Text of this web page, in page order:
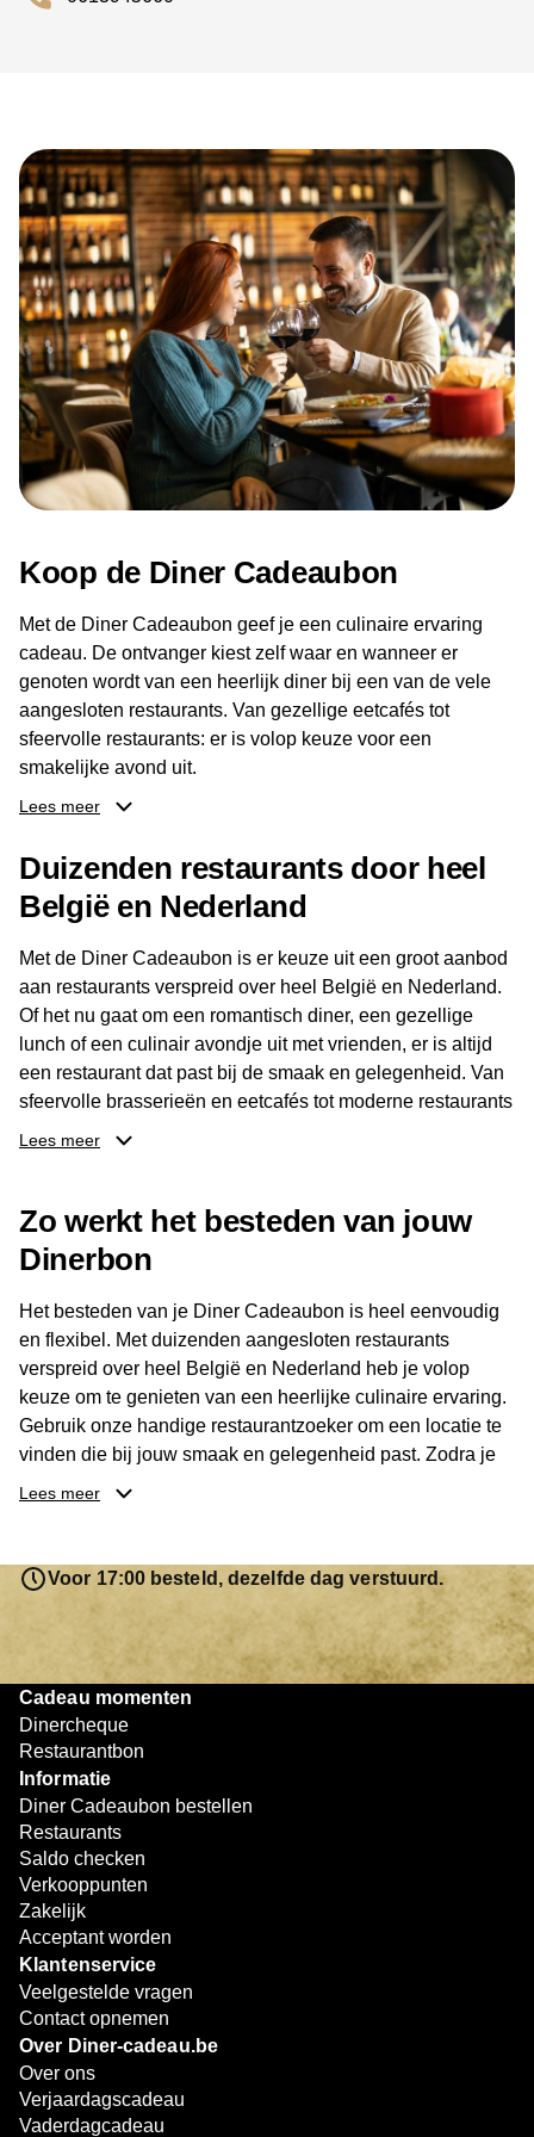
werk, een spelletjesavond met vrienden of een originele
Dan neem je best vooraf contact op, vooral tijdens events
en populaire spelavonden. Via de website vind je meer
informatie over de agenda, het menu en de
communitykanalen. Voor groepen, private events of
speciale avonden kun je het best rechtstreeks contact
opnemen met Side Quest Bar.
Kom eten bij Restaurant Side Quest
Bar met de Diner Cadeaubon
Je kunt bij Side Quest Bar ook genieten met je Diner
Cadeaubon. Het restaurant accepteert deze cadeaubon,
wat het een feestelijke en flexibele manier maakt om
Contactgegevens
Adres: Ceintuurbaan 226H, 1072 GE Amsterdam
Telefoon: 0613945660
E-mail:info@sidequestbar.nl
Website:www.sidequestbar.nl
Openingstijden
op de officiële website. Bekijk voor je bezoek de website of
socialmediakanalen van Side Quest Bar voor de meest
recente informatie over openingstijden, events en
Koop de Diner Cadeaubon
Met de Diner Cadeaubon geef je een culinaire ervaring
cadeau. De ontvanger kiest zelf waar en wanneer er
genoten wordt van een heerlijk diner bij een van de vele
aangesloten restaurants. Van gezellige eetcafés tot
sfeervolle restaurants: er is volop keuze voor een
smakelijke avond uit.
ontvanger eenvoudig een locatie kiezen die past bij de
smaak en gelegenheid. Zo geeft de Diner Cadeaubon niet
alleen een diner, maar ook een gezellig moment om
Lees meer
Duizenden restaurants door heel
België en Nederland
Met de Diner Cadeaubon is er keuze uit een groot aanbod
aan restaurants verspreid over heel België en Nederland.
Of het nu gaat om een romantisch diner, een gezellige
lunch of een culinair avondje uit met vrienden, er is altijd
een restaurant dat past bij de smaak en gelegenheid. Van
sfeervolle brasserieën en eetcafés tot moderne restaurants
en gastronomische locaties: er is voor ieder wat wils.
buurt, bijvoorbeeld in Brussel, Antwerpen, Gent of Brugge.
De ontvanger kiest zelf waar en wanneer er wordt genoten
van deze culinaire ervaring. Zo is de Diner Cadeaubon
niet alleen een diner, maar een bijzondere belevenis.
Lees meer
Zo werkt het besteden van jouw
Dinerbon
Het besteden van je Diner Cadeaubon is heel eenvoudig
en flexibel. Met duizenden aangesloten restaurants
verspreid over heel België en Nederland heb je volop
keuze om te genieten van een heerlijke culinaire ervaring.
Gebruik onze handige restaurantzoeker om een locatie te
vinden die bij jouw smaak en gelegenheid past. Zodra je
je keuze hebt gemaakt, kun je eenvoudig reserveren en na
resterende bedrag blijft gewoon op de bon staan en kan
later worden gebruikt. Zo geniet je keer op keer van
bijzondere eetmomenten.
Lees meer
Voor 17:00 besteld, dezelfde dag verstuurd.
Cadeau momenten
Dinercheque
Restaurantbon
Informatie
Diner Cadeaubon bestellen
Restaurants
Saldo checken
Verkooppunten
Zakelijk
Acceptant worden
Klantenservice
Veelgestelde vragen
Contact opnemen
Over Diner-cadeau.be
Over ons
Verjaardagscadeau
Vaderdagcadeau